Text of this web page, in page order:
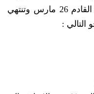
ب . ج ) على أن تبدأ يوم الثلاثاء القادم 26 مارس وتنتهي